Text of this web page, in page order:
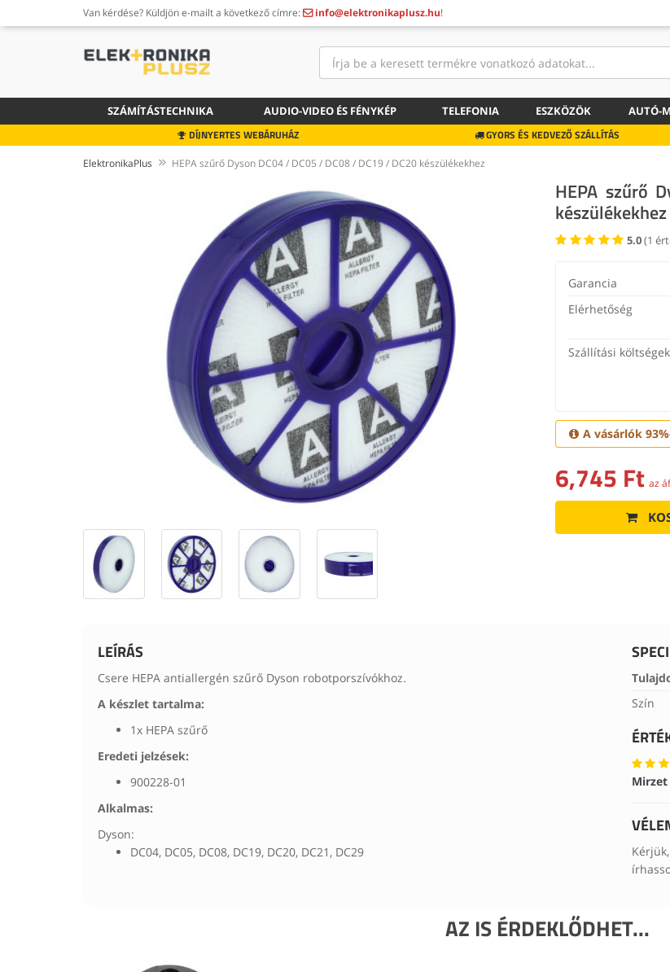
Van kérdése? Küldjön e-mailt a következő címre: info@elektronikaplusz.hu!
SZÁMÍTÁSTECHNIKA AUDIO-VIDEO ÉS FÉNYKÉP TELEFONIA ESZKÖZÖK AUTÓ-
DÍJNYERTES WEBÁRUHÁZ GYORS ÉS KEDVEZŐ SZÁLLÍTÁS
ElektronikaPlus HEPA szűrő Dyson DC04 / DC05 / DC08 / DC19 / DC20 készülékekhez
HEPA szűrő
készülékekhez
5.0(1
Garancia
Elérhetőség
Szállítási költségek
A vásárlók
6,745 Ft az
LEÍRÁS
Csere HEPA antiallergén szűrő Dyson robotporszívókhoz.
A készlet tartalma:
1x HEPA szűrő
Eredeti jelzések:
900228-01
Alkalmas:
Dyson:
DC04, DC05, DC08, DC19, DC20, DC21, DC29
Szín
AZ IS ÉRDEKLŐDHET...